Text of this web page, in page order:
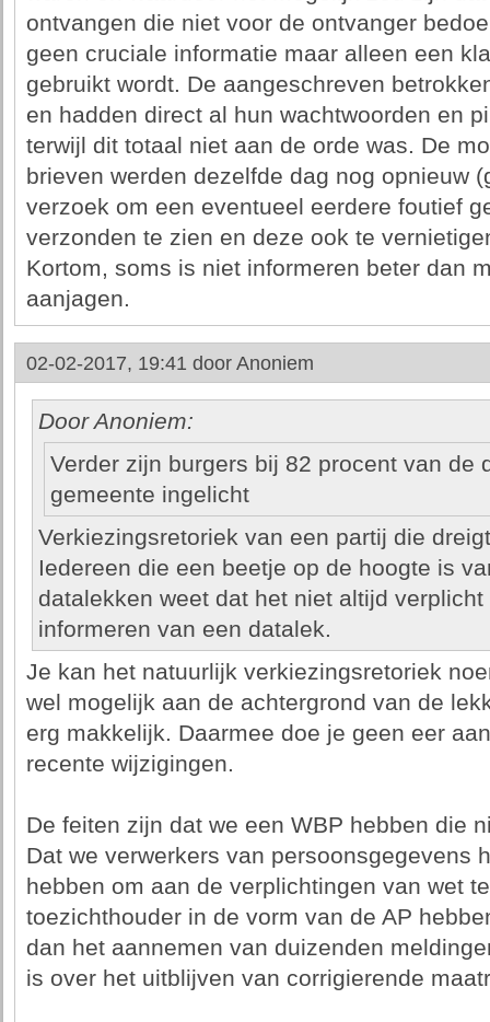
ontvangen die niet voor de ontvanger
geen cruciale informatie maar alleen een
gebruikt wordt. De aangeschreven
en hadden direct al hun wachtwoorden en
terwijl dit totaal niet aan de orde was. De
brieven werden dezelfde dag nog opnieuw
verzoek om een eventueel eerdere foutief
verzonden te zien en deze ook te
Kortom, soms is niet informeren beter dan
aanjagen.
02-02-2017, 19:41 door Anoniem
Door Anoniem:
Verder zijn burgers bij 82 procent van de
gemeente ingelicht
Verkiezingsretoriek van een partij die
Iedereen die een beetje op de hoogte is
datalekken weet dat het niet altijd
informeren van een datalek.
Je kan het natuurlijk verkiezingsretoriek
wel mogelijk aan de achtergrond van de
erg makkelijk. Daarmee doe je geen eer
recente wijzigingen.
De feiten zijn dat we een WBP hebben die
Dat we verwerkers van persoonsgegevens
hebben om aan de verplichtingen van wet
toezichthouder in de vorm van de AP
dan het aannemen van duizenden
is over het uitblijven van corrigierende